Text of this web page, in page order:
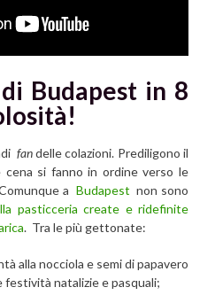
Budapest in 8
fandelle colazioni. Prediligono il
cena si fanno in ordine verso le
a Budapest non sono
pasticceria create e ridefinite
. Tra le più gettonate:
alla nocciola e semi di papavero
festività natalizie e pasquali;